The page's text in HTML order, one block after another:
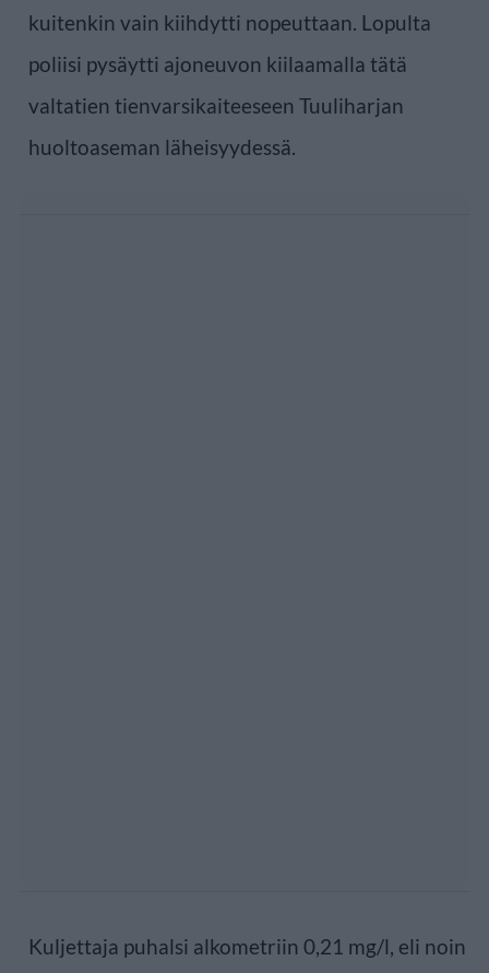
kuitenkin vain kiihdytti nopeuttaan. Lopulta
poliisi pysäytti ajoneuvon kiilaamalla tätä
valtatien tienvarsikaiteeseen Tuuliharjan
huoltoaseman läheisyydessä.
Kuljettaja puhalsi alkometriin 0,21 mg/l, eli noin